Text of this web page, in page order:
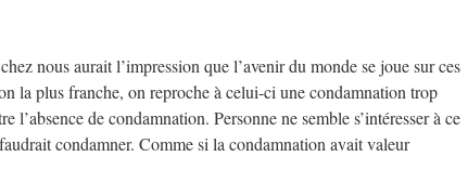
nous aurait l’impression que l’avenir du monde se joue sur ces
la plus franche, on reproche à celui-ci une condamnation trop
de condamnation. Personne ne semble s’intéresser à ce
condamner. Comme si la condamnation avait valeur